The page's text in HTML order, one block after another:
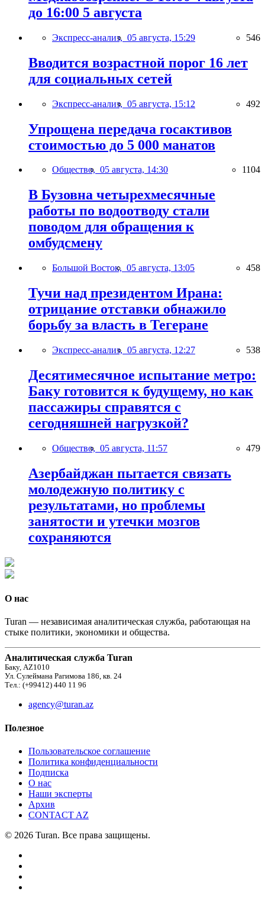
до 16:00 5 августа
Экспресс-анализ, 05 августа, 15:29 546
Вводится возрастной порог 16 лет
для социальных сетей
Экспресс-анализ, 05 августа, 15:12 492
Упрощена передача госактивов
стоимостью до 5 000 манатов
Общество, 05 августа, 14:30 1104
В Бузовна четырехмесячные
работы по водоотводу стали
поводом для обращения к
омбудсмену
Большой Восток, 05 августа, 13:05 458
Тучи над президентом Ирана:
отрицание отставки обнажило
борьбу за власть в Тегеране
Экспресс-анализ, 05 августа, 12:27 538
Десятимесячное испытание метро:
Баку готовится к будущему, но как
пассажиры справятся с
сегодняшней нагрузкой?
Общество, 05 августа, 11:57 479
Азербайджан пытается связать
молодежную политику с
результатами, но проблемы
занятости и утечки мозгов
сохраняются
О нас
Turan — независимая аналитическая служба, работающая на
стыке политики, экономики и общества.
Аналитическая служба Turan
Баку, AZ1010
Ул. Сулеймана Рагимова 186, кв. 24
Тел.: (+99412) 440 11 96
agency@turan.az
Полезное
Пользовательское соглашение
Политика конфиденциальности
Подписка
О нас
Наши эксперты
Архив
CONTACT AZ
© 2026 Turan. Все права защищены.